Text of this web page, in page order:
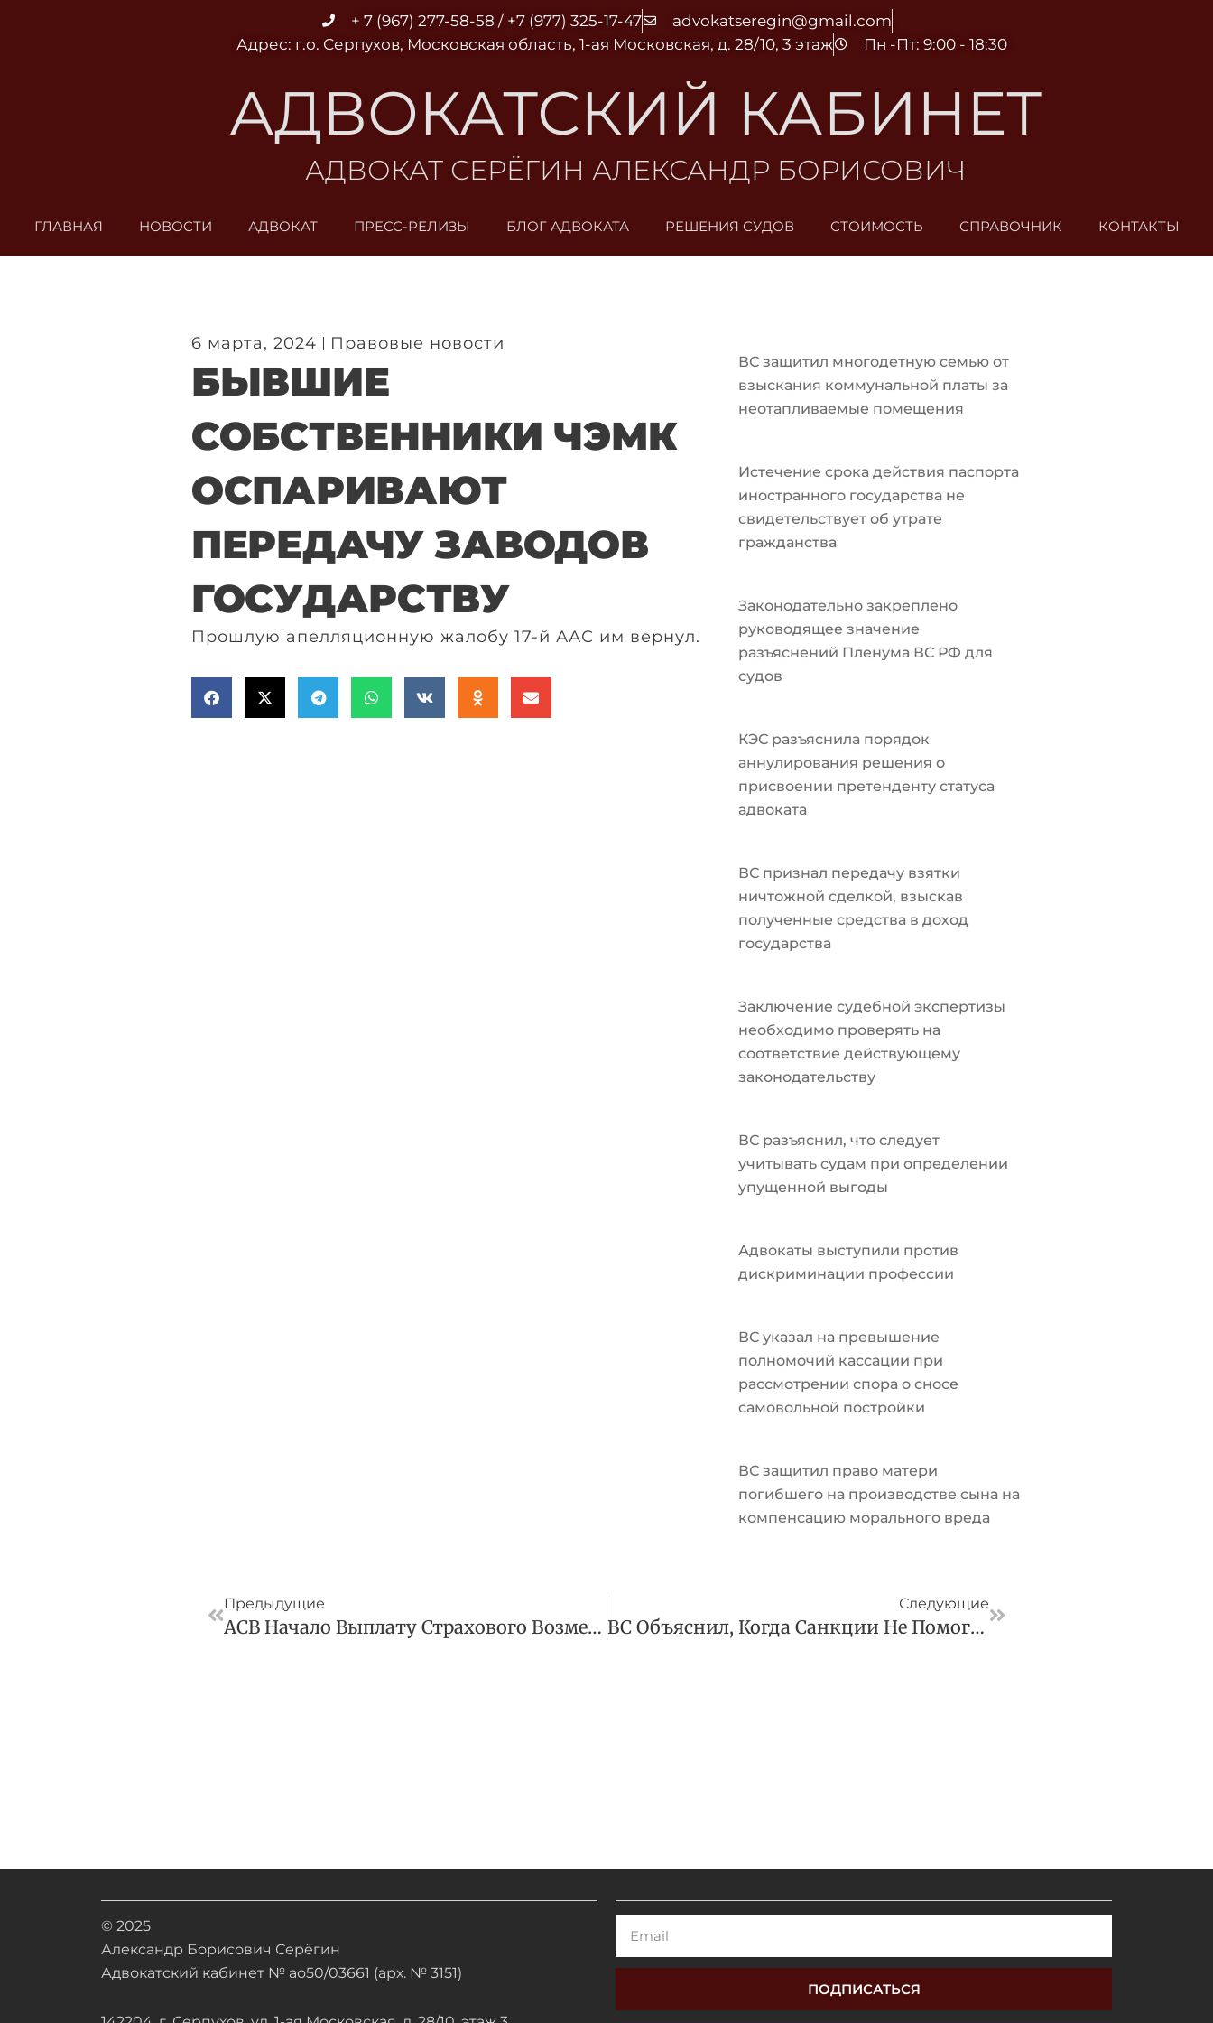
+ 7 (967) 277-58-58 / +7 (977) 325-17-47
advokatseregin@gmail.com
Адрес: г.о. Серпухов, Московская область, 1-ая Московская, д. 28/10, 3 этаж
Пн -Пт: 9:00 - 18:30
АДВОКАТСКИЙ КАБИНЕТ
АДВОКАТ СЕРЁГИН АЛЕКСАНДР БОРИСОВИЧ
ГЛАВНАЯ НОВОСТИ АДВОКАТ ПРЕСС-РЕЛИЗЫ БЛОГ АДВОКАТА РЕШЕНИЯ СУДОВ СТОИМОСТЬ СПРАВОЧНИК КОНТАКТЫ
6 марта, 2024 Правовые новости
БЫВШИЕ
СОБСТВЕННИКИ ЧЭМК
ОСПАРИВАЮТ
ПЕРЕДАЧУ ЗАВОДОВ
ГОСУДАРСТВУ
Прошлую апелляционную жалобу 17-й ААС им вернул.
ВС защитил многодетную семью от
взыскания коммунальной платы за
неотапливаемые помещения
Истечение срока действия паспорта
иностранного государства не
свидетельствует об утрате
гражданства
Законодательно закреплено
руководящее значение
разъяснений Пленума ВС РФ для
судов
КЭС разъяснила порядок
аннулирования решения о
присвоении претенденту статуса
адвоката
ВС признал передачу взятки
ничтожной сделкой, взыскав
полученные средства в доход
государства
Заключение судебной экспертизы
необходимо проверять на
соответствие действующему
законодательству
ВС разъяснил, что следует
учитывать судам при определении
упущенной выгоды
Адвокаты выступили против
дискриминации профессии
ВС указал на превышение
полномочий кассации при
рассмотрении спора о сносе
самовольной постройки
ВС защитил право матери
погибшего на производстве сына на
компенсацию морального вреда
Предыдущие
АСВ Начало Выплату Страхового Возмещения Вкладчикам Банка «Гефест»
Следующие
ВС Объяснил, Когда Санкции Не Помогут Избежать Доставки Товара
© 2025
Александр Борисович Серёгин
Адвокатский кабинет № ао50/03661 (арх. № 3151)
ПОДПИСАТЬСЯ